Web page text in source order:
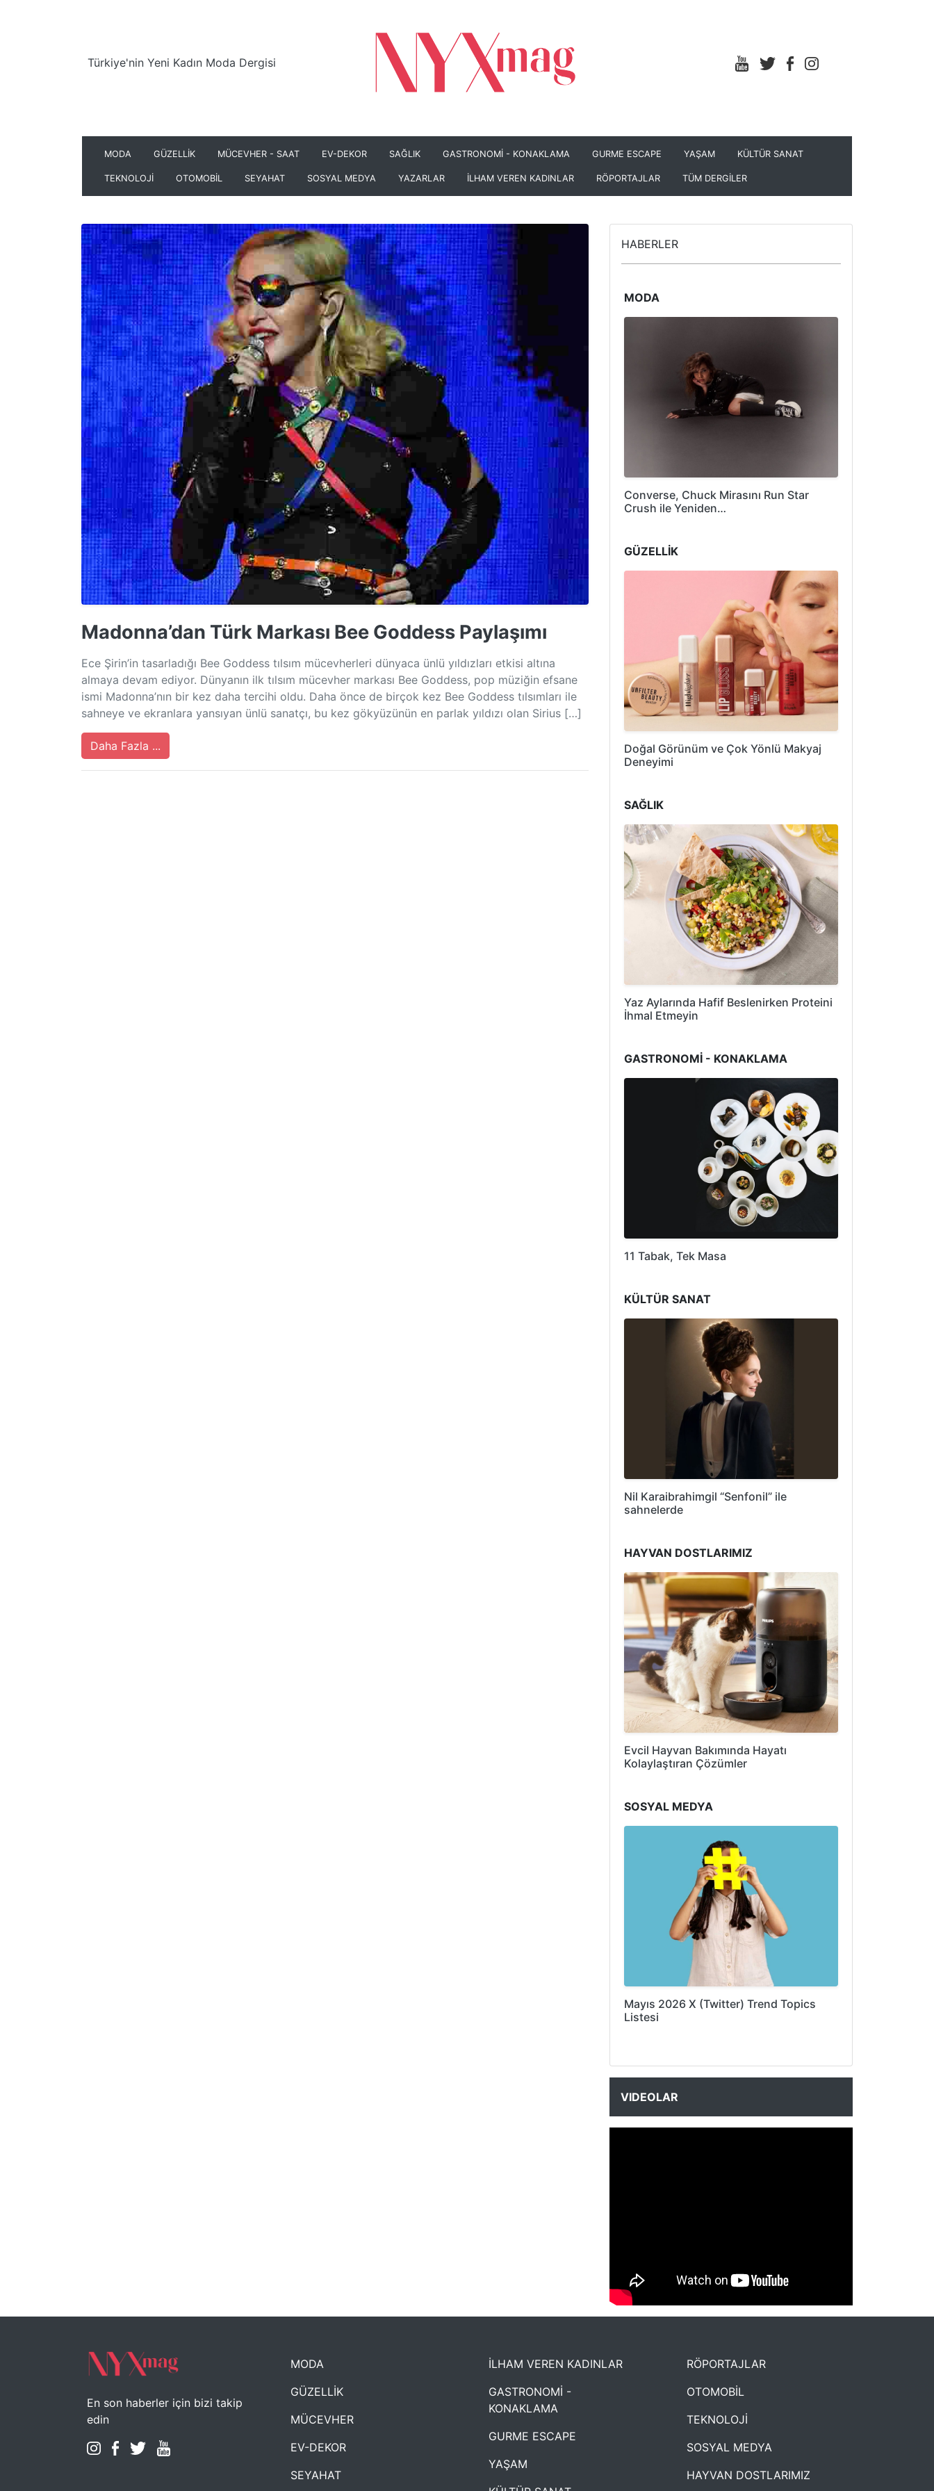
Türkiye'nin Yeni Kadın Moda Dergisi
MODA GÜZELLİK MÜCEVHER - SAAT EV-DEKOR SAĞLIK GASTRONOMİ - KONAKLAMA GURME ESCAPE YAŞAM KÜLTÜR SANAT
TEKNOLOJİ OTOMOBİL SEYAHAT SOSYAL MEDYA YAZARLAR İLHAM VEREN KADINLAR RÖPORTAJLAR TÜM DERGİLER
Madonna’dan Türk Markası Bee Goddess Paylaşımı
Ece Şirin’in tasarladığı Bee Goddess tılsım mücevherleri dünyaca ünlü yıldızları etkisi altına
almaya devam ediyor. Dünyanın ilk tılsım mücevher markası Bee Goddess, pop müziğin efsane
ismi Madonna’nın bir kez daha tercihi oldu. Daha önce de birçok kez Bee Goddess tılsımları ile
sahneye ve ekranlara yansıyan ünlü sanatçı, bu kez gökyüzünün en parlak yıldızı olan Sirius […]
Daha Fazla ...
HABERLER
MODA
Converse, Chuck Mirasını Run Star
Crush ile Yeniden…
GÜZELLİK
Doğal Görünüm ve Çok Yönlü Makyaj
Deneyimi
SAĞLIK
Yaz Aylarında Hafif Beslenirken Proteini
İhmal Etmeyin
GASTRONOMİ - KONAKLAMA
11 Tabak, Tek Masa
KÜLTÜR SANAT
Nil Karaibrahimgil “Senfonil” ile
sahnelerde
HAYVAN DOSTLARIMIZ
Evcil Hayvan Bakımında Hayatı
Kolaylaştıran Çözümler
SOSYAL MEDYA
Mayıs 2026 X (Twitter) Trend Topics
Listesi
VIDEOLAR
NYXmag 2. Yaş Kutlama Etkinliği
En son haberler için bizi takip
edin
MODA
GÜZELLİK
MÜCEVHER
EV-DEKOR
SEYAHAT
İLHAM VEREN KADINLAR
GASTRONOMİ -
KONAKLAMA
GURME ESCAPE
YAŞAM
RÖPORTAJLAR
OTOMOBİL
TEKNOLOJİ
SOSYAL MEDYA
HAYVAN DOSTLARIMIZ